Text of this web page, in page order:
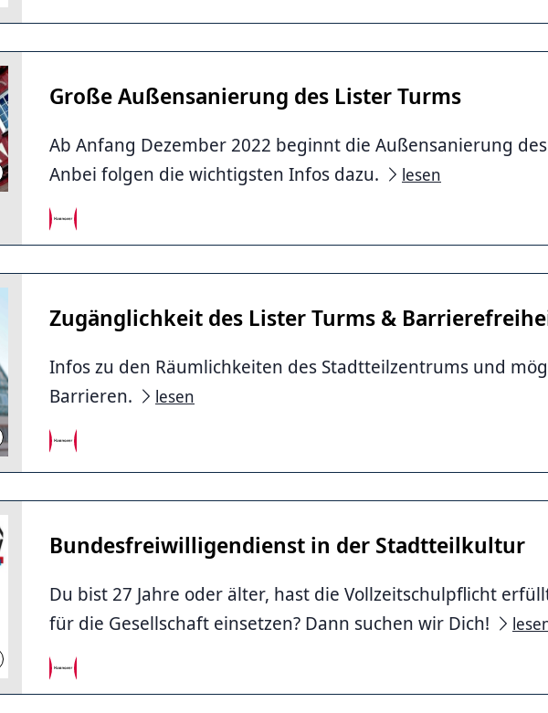
Barbara Bender
Große Außensanierung des Lister Turms
Ab Anfang Dezember 2022 beginnt die Außensanierung
Anbei folgen die wichtigsten Infos dazu.
lesen
LHH
Zugänglichkeit des Lister Turms &
Infos zu den Räumlichkeiten des Stadtteilzentrums und
Barrieren.
lesen
LHH
Bundesfreiwilligendienst in der Stadtteilkultur
Du bist 27 Jahre oder älter, hast die Vollzeitschulpflicht
für die Gesellschaft einsetzen? Dann suchen wir Dich!